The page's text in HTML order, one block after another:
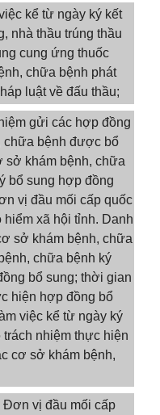
kể từ ngày ký kết
nhà thầu trúng thầu
cung ứng thuốc
chữa bệnh phát
luật về đấu thầu;
gửi các hợp đồng
chữa bệnh được bổ
sở khám bệnh, chữa
bổ sung hợp đồng
vị đầu mối cấp quốc
xã hội tỉnh. Danh
sở khám bệnh, chữa
chữa bệnh ký
bổ sung; thời gian
hiện hợp đồng bổ
việc kể từ ngày ký
trách nhiệm thực hiện
cơ sở khám bệnh,
Đơn vị đầu mối cấp